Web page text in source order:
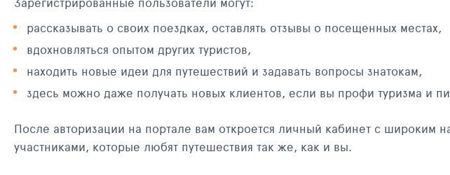
рассказывать о своих поездках, оставлять отзывы о посещенных местах,
вдохновляться опытом других туристов,
находить новые идеи для путешествий и задавать вопросы знатокам,
здесь можно даже получать новых клиентов, если вы профи туризма и
После авторизации на портале вам откроется личный кабинет с
участниками, которые любят путешествия так же, как и вы.